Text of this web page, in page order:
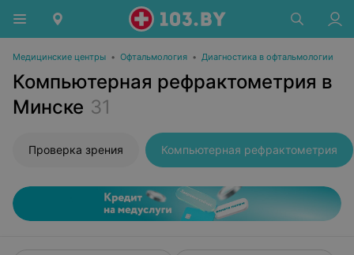
Медицинские центры • Офтальмология • Диагностика в офтальмологии
Компьютерная рефрактометрия в
Минске 31
Проверка зрения Компьютерная рефрактометрия